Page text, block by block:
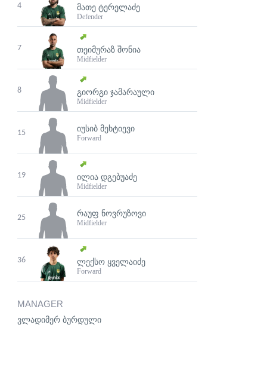
4 ᲛᲐᲗᲔ ᲢᲔᲠᲔᲚᲐᲫᲔ
Defender
7 ᲗᲔᲘᲛᲣᲠᲐᲖ ᲨᲝᲜᲘᲐ
Midfielder
8 ᲒᲘᲝᲠᲒᲘ ᲯᲐᲛᲐᲠᲐᲣᲚᲘ
Midfielder
15 ᲘᲣᲡᲘᲑ ᲛᲔᲮᲢᲘᲔᲕᲘ
Forward
19 ᲘᲚᲘᲐ ᲓᲒᲔᲑᲣᲐᲫᲔ
Midfielder
25 ᲠᲐᲣᲤ ᲜᲝᲕᲠᲣᲖᲝᲕᲘ
Midfielder
36 ᲚᲔᲥᲡᲝ ᲧᲕᲔᲚᲐᲘᲫᲔ
Forward
MANAGER
ვლადიმერ ბურდული